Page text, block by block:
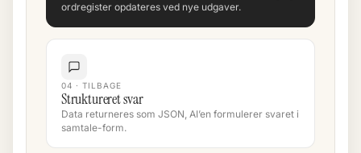
ordregister opdateres ved nye udgaver.
04 · TILBAGE
Struktureret svar
Data returneres som JSON, AI’en formulerer svaret i
samtale-form.